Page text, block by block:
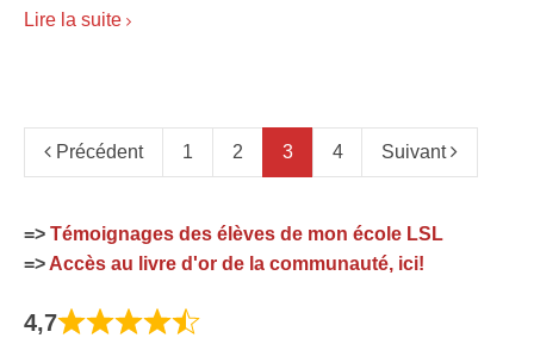
Lire la suite
Précédent 1 2 3 4 Suivant
=> Témoignages des élèves de mon école LSL
=> Accès au livre d'or de la communauté, ici!
4,7